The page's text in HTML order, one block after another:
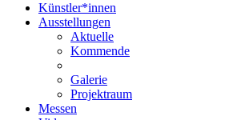
Künstler*innen
Ausstellungen
Aktuelle
Kommende
Galerie
Projektraum
Messen